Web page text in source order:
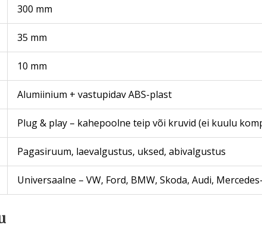
300 mm
35 mm
10 mm
Alumiinium + vastupidav ABS-plast
Plug & play – kahepoolne teip või kruvid (ei kuulu
Pagasiruum, laevalgustus, uksed, abivalgustus
Universaalne – VW, Ford, BMW, Skoda, Audi,